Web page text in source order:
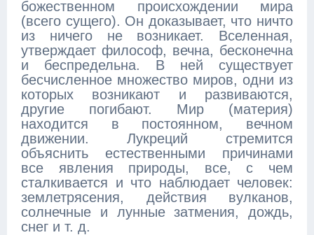
божественном происхождении мира
(всего сущего). Он доказывает, что ничто
из ничего не возникает. Вселенная,
утверждает философ, вечна, бесконечна
и беспредельна. В ней существует
бесчисленное множество миров, одни из
которых возникают и развиваются,
другие погибают. Мир (материя)
находится в постоянном, вечном
движении. Лукреций стремится
объяснить естественными причинами
все явления природы, все, с чем
сталкивается и что наблюдает человек:
землетрясения, действия вулканов,
солнечные и лунные затмения, дождь,
снег и т. д.